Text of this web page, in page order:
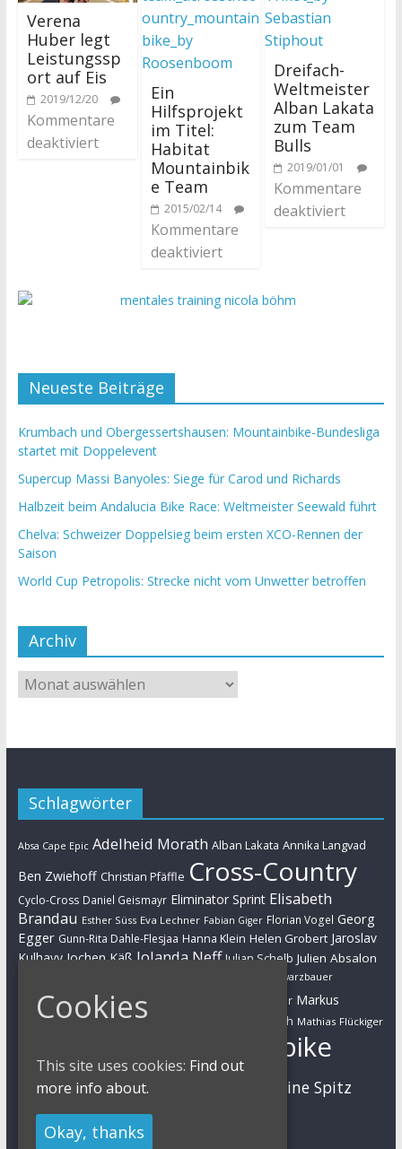
Verena
Huber legt
Leistungssp
ort auf Eis
2019/12/20
Kommentare
deaktiviert
Ein
Hilfsprojekt
im Titel:
Habitat
Mountainbik
e Team
2015/02/14
Kommentare
deaktiviert
Dreifach-
Weltmeister
Alban Lakata
zum Team
Bulls
2019/01/01
Kommentare
deaktiviert
Neueste Beiträge
Krumbach und Obergessertshausen: Mountainbike-Bundesliga
startet mit Doppelevent
Supercup Massi Banyoles: Siege für Carod und Richards
Halbzeit beim Andalucia Bike Race: Weltmeister Seewald führt
Chelva: Schweizer Doppelsieg beim ersten XCO-Rennen der
Saison
World Cup Petropolis: Strecke nicht vom Unwetter betroffen
Archiv
Schlagwörter
Absa Cape Epic Adelheid Morath Alban Lakata Annika Langvad
Ben Zwiehoff Christian Pfäffle Cross-Country
Cyclo-Cross Daniel Geismayr Eliminator Sprint Elisabeth
Brandau Esther Süss Eva Lechner Fabian Giger Florian Vogel Georg
Egger Gunn-Rita Dahle-Flesjaa Hanna Klein Helen Grobert Jaroslav
Kulhavy Jochen Käß Jolanda Neff Julian Schelb Julien Absalon
Luca Schwarzbauer
Manuel FumicMarathon Markus Bauer Markus
Kaufmann Markus Schulte-Lünzum Martin Gluth Mathias Flückiger
Mountainbike
MTB Nadine Rieder Sabine Spitz
Simon Stiebjahn UCI
Cookies
This site uses cookies: Find out
more info about.
Okay, thanks